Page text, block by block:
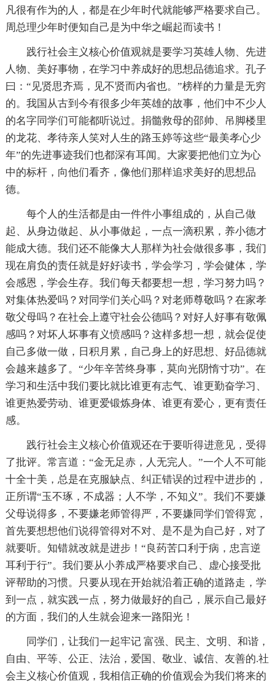
凡很有作为的人，都是在少年时代就能够严格要求自己。
周总理少年时便知自己是为中华之崛起而读书！
践行社会主义核心价值观就是要学习英雄人物、先进
人物、美好事物，在学习中养成好的思想品德追求。孔子
曰：“见贤思齐焉，见不贤而内省也。”榜样的力量是无穷
的。我国从古到今有很多少年英雄的故事，他们中不少人
的名字同学们可能都听说过。捐髓救母的邵帅、吊脚楼里
的龙花、孝待亲人笑对人生的路玉婷等这些“最美孝心少
年”的先进事迹我们也都深有耳闻。大家要把他们立为心
中的标杆，向他们看齐，像他们那样追求美好的思想品
德。
每个人的生活都是由一件件小事组成的，从自己做
起、从身边做起、从小事做起，一点一滴积累，养小德才
能成大德。我们还不能像大人那样为社会做很多事，我们
现在肩负的责任就是好好读书，学会学习，学会健体，学
会感恩，学会生存。我们每天都要想一想，学习努力吗？
对集体热爱吗？对同学们关心吗？对老师尊敬吗？在家孝
敬父母吗？在社会上遵守社会公德吗？对好人好事有敬佩
感吗？对坏人坏事有义愤感吗？这样多想一想，就会促使
自己多做一做，日积月累，自己身上的好思想、好品德就
会越来越多了。“少年辛苦终身事，莫向光阴惰寸功”。在
学习和生活中我们要比就比谁更有志气、谁更勤奋学习、
谁更热爱劳动、谁更爱锻炼身体、谁更有爱心，更有责任
感。
践行社会主义核心价值观还在于要听得进意见，受得
了批评。常言道：“金无足赤，人无完人。”一个人不可能
十全十美，总是在克服缺点、纠正错误的过程中进步的，
正所谓“玉不琢，不成器；人不学，不知义”。我们不要嫌
父母说得多，不要嫌老师管得严，不要嫌同学们管得宽，
首先要想想他们说得管得对不对、是不是为自己好，对了
就要听。知错就改就是进步！“良药苦口利于病，忠言逆
耳利于行”。我们要从小养成严格要求自己、虚心接受批
评帮助的习惯。只要从现在开始就沿着正确的道路走，学
到一点，就实践一点，努力做最好的自己，展示自己最好
的方面，我们的人生就会迎来一路阳光！
同学们，让我们一起牢记 富强、民主、文明、和谐，
自由、平等、公正、法治，爱国、敬业、诚信、友善的.社
会主义核心价值观，我相信正确的价值观会为我们将来的